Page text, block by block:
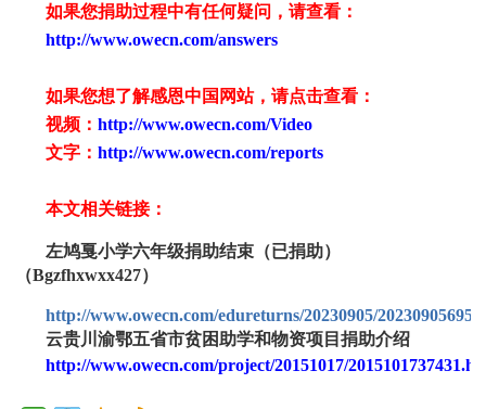
如果您捐助过程中有任何疑问，请查看：
http://www.owecn.com/answers
如果您想了解感恩中国网站，请点击查看：
视频： http://www.owecn.com/Video
文字： http://www.owecn.com/reports
本文相关链接：
左鸠戛小学六年级捐助结束（已捐助）
（Bgzfhxwxx427）
http://www.owecn.com/edureturns/20230905/
云贵川渝鄂五省市贫困助学和物资项目捐助介绍
http://www.owecn.com/project/20151017/